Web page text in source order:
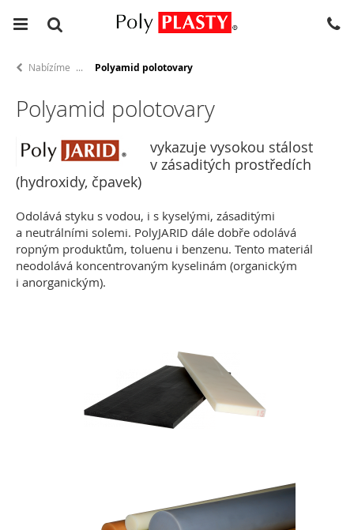
Nabízíme Polyamid polotovary
Polyamid polotovary
vykazuje vysokou stálost
v zásaditých prostředích
(hydroxidy, čpavek)
Odolává styku s vodou, i s kyselými, zásaditými
a neutrálními solemi. PolyJARID dále dobře odolává
ropným produktům, toluenu i benzenu. Tento materiál
neodolává koncentrovaným kyselinám (organickým
i anorganickým).